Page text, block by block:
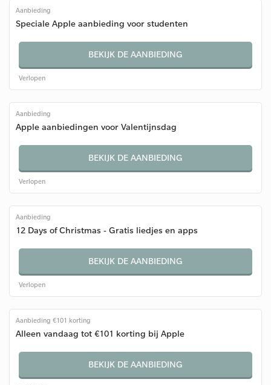
Aanbieding
Speciale Apple aanbieding voor studenten
BEKIJK DE AANBIEDING
Verlopen
Aanbieding
Apple aanbiedingen voor Valentijnsdag
BEKIJK DE AANBIEDING
Verlopen
Aanbieding
12 Days of Christmas - Gratis liedjes en apps
BEKIJK DE AANBIEDING
Verlopen
Aanbieding €101 korting
Alleen vandaag tot €101 korting bij Apple
BEKIJK DE AANBIEDING